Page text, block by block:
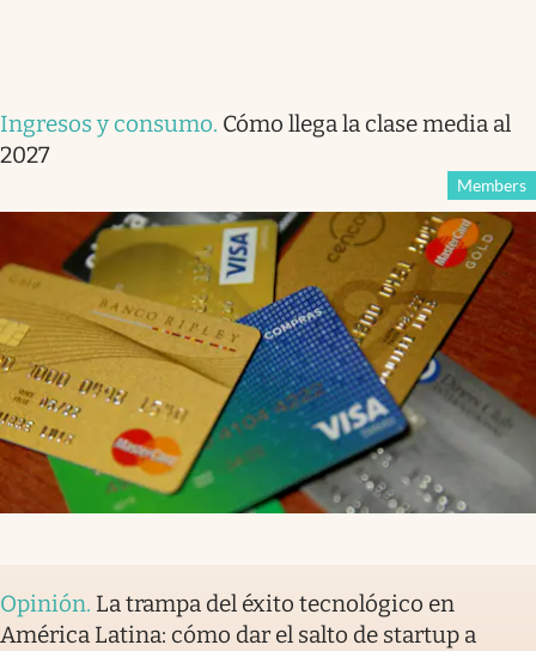
Ingresos y consumo. Cómo llega la clase media al
2027
Members
Opinión. La trampa del éxito tecnológico en
América Latina: cómo dar el salto de startup a